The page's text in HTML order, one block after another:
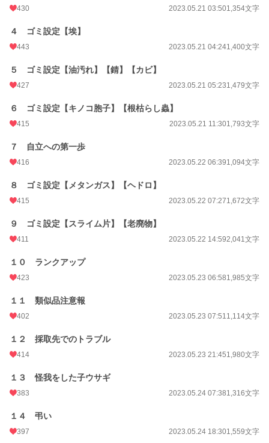
た。
次から次に集まるモンスターは最強種ばかり。
ころを逃げ出してきたシルバーフォックス（のちの九尾の狐）、フェニックスや
ルークは新しい仲間を募り、一緒にお世話するブリーダーズのリーダーとしてお
＜第一部：疫病編＞
一章【完結】ゴミ拾いと冒険者生活：5/20〜5/24
三章【完結】ゴミ拾いともふもふ融合：5/29〜5/31
四章【完結】ゴミ拾いと流行り病：6/1〜6/4
六章【完結】もふもふファミリーと闘技大会(道中)：6/8〜6/11
七章【完結】もふもふファミリーと闘技大会(本編)：6/12〜6/18
小説
ファンタジー 2,061 位 / 53,343 件
お気に入り
24h.ポイント 106 pt
文字数
更新日時 2023.06.18 17:20
2023.06.18 18:39
月間ポイント
430 2023.05.21 03:501,354文字
４ ゴミ設定【埃】
443 2023.05.21 04:241,400文字
５ ゴミ設定【油汚れ】【錆】【カビ】
427 2023.05.21 05:231,479文字
６ ゴミ設定【キノコ胞子】【根枯らし蟲】
415 2023.05.21 11:301,793文字
７ 自立への第一歩
416 2023.05.22 06:391,094文字
８ ゴミ設定【メタンガス】【ヘドロ】
415 2023.05.22 07:271,672文字
９ ゴミ設定【スライム片】【老廃物】
411 2023.05.22 14:592,041文字
１０ ランクアップ
423 2023.05.23 06:581,985文字
１１ 類似品注意報
402 2023.05.23 07:511,114文字
１２ 採取先でのトラブル
414 2023.05.23 21:451,980文字
１３ 怪我をした子ウサギ
383 2023.05.24 07:381,316文字
１４ 弔い
397 2023.05.24 18:301,559文字